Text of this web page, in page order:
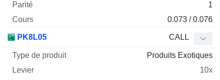
1
0.073 / 0.076
PK8L05 CALL
Produits Exotiques
10x